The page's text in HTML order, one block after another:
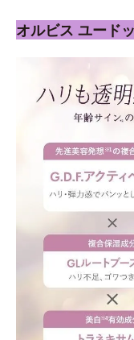
オルビス ユード